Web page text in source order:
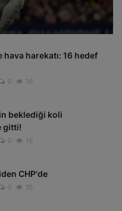
hava harekatı: 16 hedef
0 16
beklediği koli
gitti!
0 16
CHP'de
0 35